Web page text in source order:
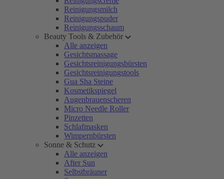
Reinigungsmilch
Reinigungspuder
Reinigungsschaum
Beauty Tools & Zubehör
Alle anzeigen
Gesichtsmassage
Gesichtsreinigungsbürsten
Gesichtsreinigungstools
Gua Sha Steine
Kosmetikspiegel
Augenbrauenscheren
Micro Needle Roller
Pinzetten
Schlafmasken
Wimpernbürsten
Sonne & Schutz
Alle anzeigen
After Sun
Selbstbräuner